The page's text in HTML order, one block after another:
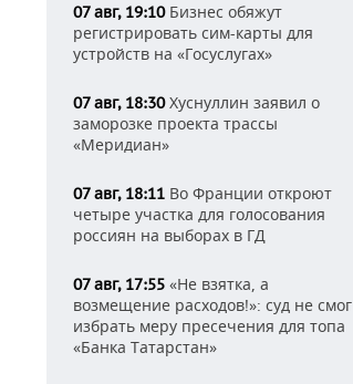
07 авг, 19:10Бизнес обяжут
регистрировать сим-карты для
устройств на «Госуслугах»
07 авг, 18:30Хуснуллин заявил о
заморозке проекта трассы
«Меридиан»
07 авг, 18:11 Во Франции откроют
четыре участка для голосования
россиян на выборах в ГД
07 авг, 17:55 «Не взятка, а
возмещение расходов!»: суд не смог
избрать меру пресечения для топа
«Банка Татарстан»